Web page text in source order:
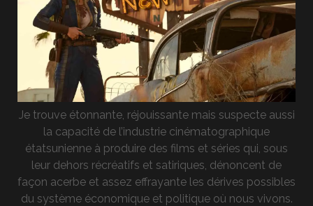
Je trouve étonnante, réjouissante mais suspecte aussi
la capacité de l’industrie cinématographique
étatsunienne à produire des films et séries qui, sous
leur dehors récréatifs et satiriques, dénoncent de
façon acerbe et assez effrayante les dérives possibles
du système économique et politique où nous vivons.